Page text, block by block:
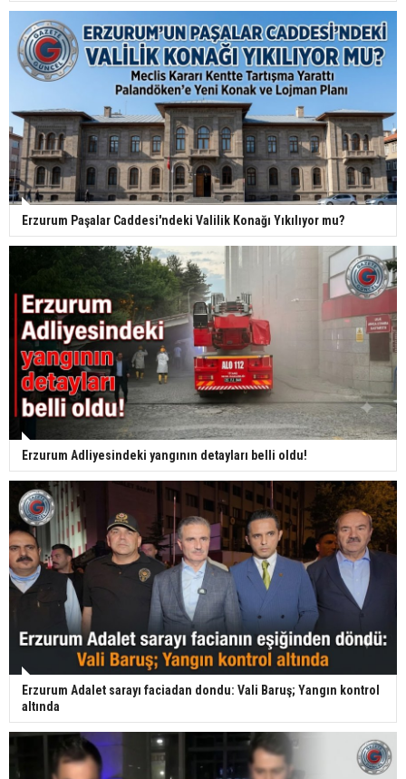
Erzurum Paşalar Caddesi'ndeki Valilik Konağı Yıkılıyor mu?
Erzurum Adliyesindeki yangının detayları belli oldu!
Erzurum Adalet sarayı faciadan dondu: Vali Baruş; Yangın kontrol
altında